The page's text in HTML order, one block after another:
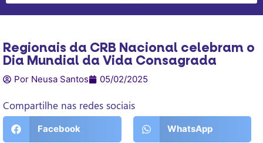
Regionais da CRB Nacional celebram o
Dia Mundial da Vida Consagrada
Por Neusa Santos 05/02/2025
Compartilhe nas redes sociais
Facebook WhatsApp